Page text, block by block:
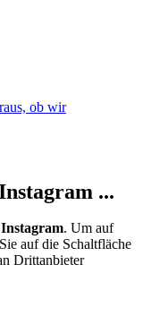
ob wir
...
Instagram. Um auf
auf die Schaltfläche
Drittanbieter